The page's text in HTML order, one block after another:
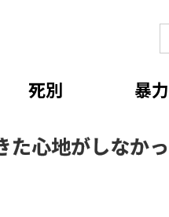
死別 暴力
た心地がしなか